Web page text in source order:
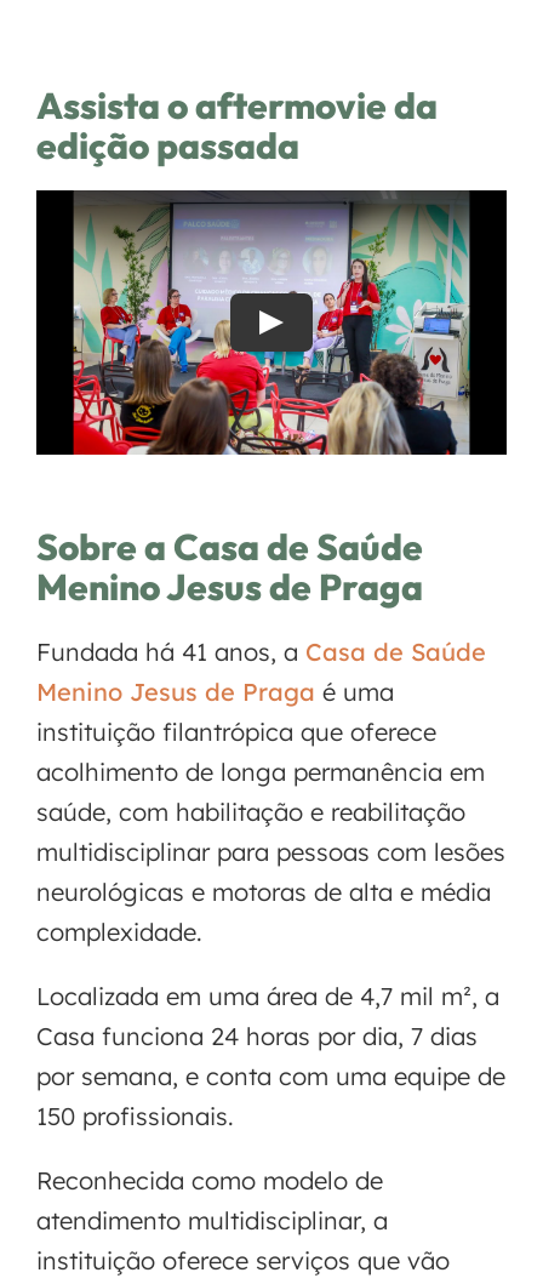
Assista o aftermovie da
edição passada
Play
Sobre a Casa de Saúde
Menino Jesus de Praga
Fundada há 41 anos, a Casa de Saúde
Menino Jesus de Praga é uma
instituição filantrópica que oferece
acolhimento de longa permanência em
saúde, com habilitação e reabilitação
multidisciplinar para pessoas com lesões
neurológicas e motoras de alta e média
complexidade.
Localizada em uma área de 4,7 mil m², a
Casa funciona 24 horas por dia, 7 dias
por semana, e conta com uma equipe de
150 profissionais.
Reconhecida como modelo de
atendimento multidisciplinar, a
instituição oferece serviços que vão